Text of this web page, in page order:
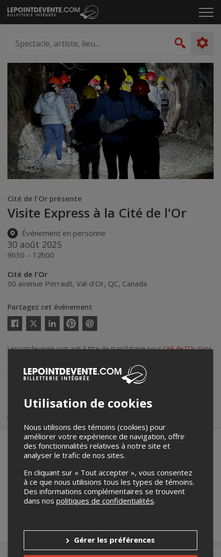
Passer
au
le
artiste,
lieu...
Cité de l'Or présente
Visite Express à la Cité de l'Or
Événement en personne
30 août 2025
9h30 – 12h00
Cité de l'Or
90 avenue Perrault, Val-d'Or, QC, Canada
Partagez cet événement
Twitter
courriel
Lepointdevente.com agit à titre de mandataire pourCité de l'Ordans
Pour plus d’information à propos de cet événement, veuillez
contacter l’organisateur de l’événement,Cité de l'Or
Achat de billets
Merci de confirmer que vous n'êtes pas un
robot ci-bas.
Utilisation de cookies
Nous utilisons des témoins (cookies) pour
améliorer votre expérience de navigation, offrir
des fonctionnalités relatives à notre site et
analyser le trafic de nos sites.
En cliquant sur « Tout accepter », vous consentez
à ce que nous utilisions tous les types de témoins.
Des informations complémentaires se trouvent
dans nos politiques de confidentialités.
Gérer les préférences